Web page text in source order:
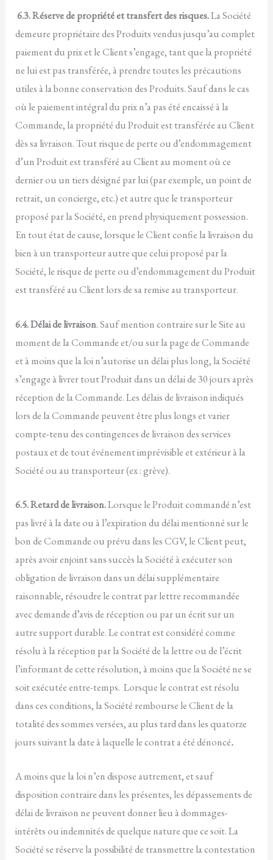
6.3. Réserve de propriété et transfert des risques.La Société
demeure propriétaire des Produits vendus jusqu’au complet
paiement du prix et le Client s’engage, tant que la propriété
ne lui est pas transférée, à prendre toutes les précautions
utiles à la bonne conservation des Produits. Sauf dans le cas
où le paiement intégral du prix n’a pas été encaissé à la
Commande, la propriété du Produit est transférée au Client
dès sa livraison. Tout risque de perte ou d’endommagement
d’un Produit est transféré au Client au moment où ce
dernier ou un tiers désigné par lui (par exemple, un point de
retrait, un concierge, etc.) et autre que le transporteur
proposé par la Société, en prend physiquement possession.
En tout état de cause, lorsque le Client confie la livraison du
bien à un transporteur autre que celui proposé par la
Société, le risque de perte ou d’endommagement du Produit
est transféré au Client lors de sa remise au transporteur.
6.4. Délai de livraison. Sauf mention contraire sur le Site au
moment de la Commande et/ou sur la page de Commande
et à moins que la loi n’autorise un délai plus long, la Société
s’engage à livrer tout Produit dans un délai de 30 jours après
réception de la Commande. Les délais de livraison indiqués
lors de la Commande peuvent être plus longs et varier
compte-tenu des contingences de livraison des services
postaux et de tout événement imprévisible et extérieur à la
Société ou au transporteur (ex : grève).
6.5. Retard de livraison.Lorsque le Produit commandé n’est
pas livré à la date ou à l’expiration du délai mentionné sur le
bon de Commande ou prévu dans les CGV, le Client peut,
après avoir enjoint sans succès la Société à exécuter son
obligation de livraison dans un délai supplémentaire
raisonnable, résoudre le contrat par lettre recommandée
avec demande d’avis de réception ou par un écrit sur un
autre support durable. Le contrat est considéré comme
résolu à la réception par la Société de la lettre ou de l’écrit
l’informant de cette résolution, à moins que la Société ne se
soit exécutée entre-temps. Lorsque le contrat est résolu
dans ces conditions, la Société rembourse le Client de la
totalité des sommes versées, au plus tard dans les quatorze
jours suivant la date à laquelle le contrat a été dénoncé.
A moins que la loi n’en dispose autrement, et sauf
disposition contraire dans les présentes, les dépassements de
délai de livraison ne peuvent donner lieu à dommages-
intérêts ou indemnités de quelque nature que ce soit. La
Société se réserve la possibilité de transmettre la contestation